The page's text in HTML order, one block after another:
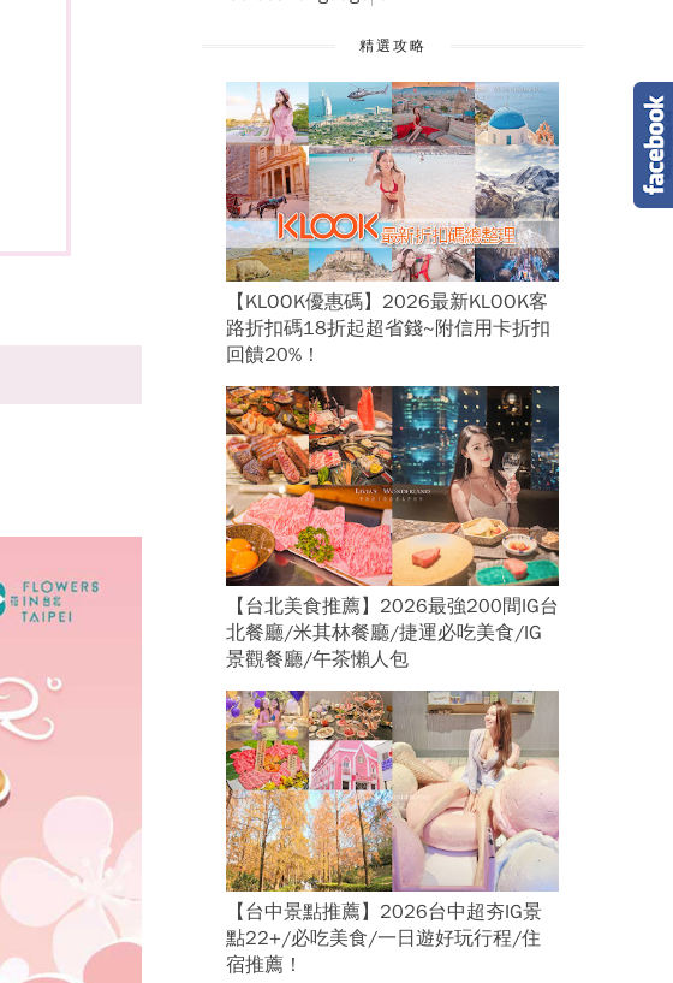
精選攻略
【KLOOK優惠碼】2026最新KLOOK客
路折扣碼18折起超省錢~附信用卡折扣
回饋20%！
【台北美食推薦】2026最強200間IG台
北餐廳/米其林餐廳/捷運必吃美食/IG
景觀餐廳/午茶懶人包
【台中景點推薦】2026台中超夯IG景
點22+/必吃美食/一日遊好玩行程/住
宿推薦！